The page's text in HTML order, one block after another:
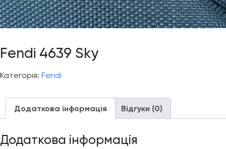
Fendi 4639 Sky
Категорія: Fendi
Додаткова інформація Відгуки (0)
Додаткова інформація